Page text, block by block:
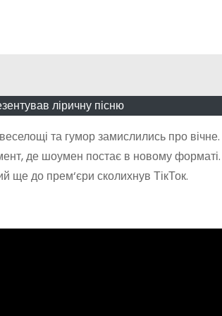
ліричну пісню
та гумор замислились про
де шоумен постає в новому
ще до прем‘єри сколихнув ТікТок.